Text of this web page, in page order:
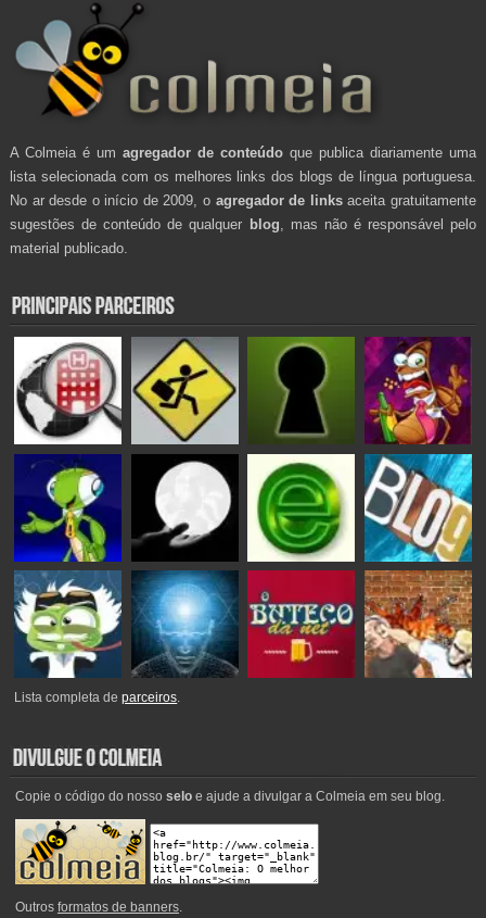
A Colmeia é um agregador de conteúdo que publica diariamente uma
lista selecionada com os melhores links dos blogs de língua portuguesa.
No ar desde o início de 2009, o agregador de linksaceita gratuitamente
sugestões de conteúdo de qualquer blog , mas não é responsável pelo
material publicado.
Lista completa deparceiros.
Copie o código do nosso seloe ajude a divulgar a Colmeia em seu blog.
Outros formatos de banners.